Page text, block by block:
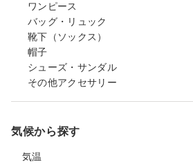
ワンピース
バッグ・リュック
靴下（ソックス）
帽子
シューズ・サンダル
その他アクセサリー
気候から探す
気温